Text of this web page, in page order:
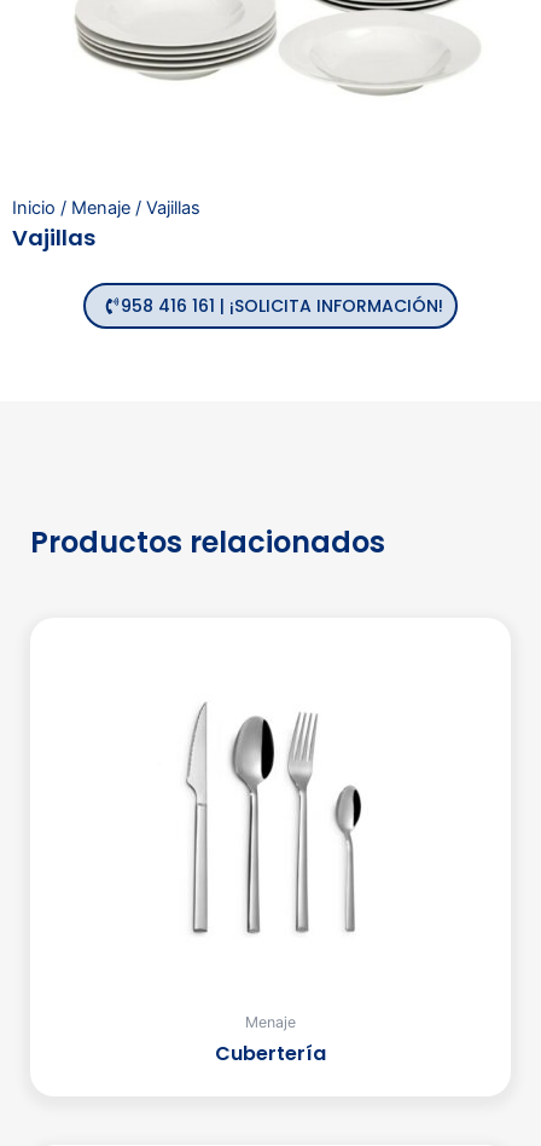
Inicio / Menaje / Vajillas
Vajillas
958 416 161 | ¡SOLICITA INFORMACIÓN!
Productos relacionados
Menaje
Cubertería